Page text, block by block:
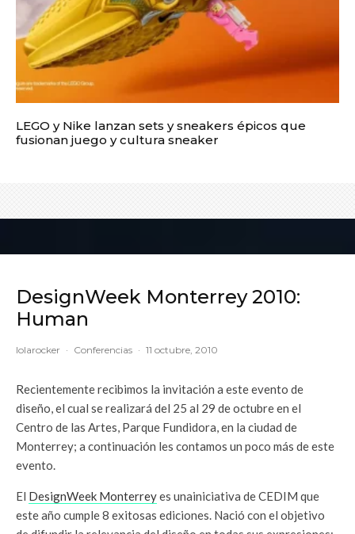
LEGO y Nike lanzan sets y sneakers épicos que
fusionan juego y cultura sneaker
DesignWeek Monterrey 2010:
Human
lolarocker · Conferencias · 11 octubre, 2010
Recientemente recibimos la invitación a este evento de
diseño, el cual se realizará del 25 al 29 de octubre en el
Centro de las Artes, Parque Fundidora, en la ciudad de
Monterrey; a continuación les contamos un poco más de este
evento.
El DesignWeek Monterreyes unainiciativa de CEDIM que
este año cumple 8 exitosas ediciones. Nació con el objetivo